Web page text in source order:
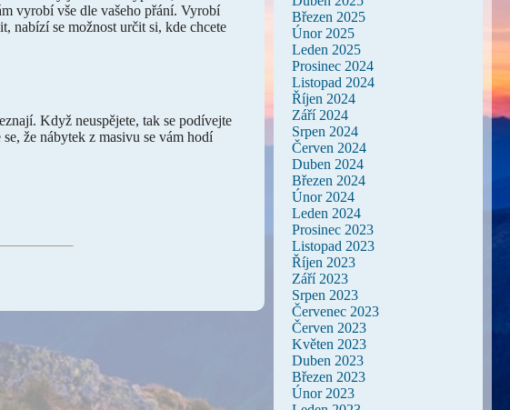
vyrobí vše dle vašeho přání. Vyrobí
nabízí se možnost určit si, kde chcete
Když neuspějete, tak se podívejte
že nábytek z masivu se vám hodí
Březen 2025
Únor 2025
Leden 2025
Prosinec 2024
Listopad 2024
Říjen 2024
Září 2024
Srpen 2024
Červen 2024
Duben 2024
Březen 2024
Únor 2024
Leden 2024
Prosinec 2023
Listopad 2023
Říjen 2023
Září 2023
Srpen 2023
Červenec 2023
Červen 2023
Květen 2023
Duben 2023
Březen 2023
Únor 2023